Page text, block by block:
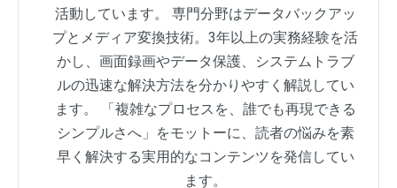
活動しています。 専門分野はデータバックアッ
プとメディア変換技術。3年以上の実務経験を活
かし、画面録画やデータ保護、システムトラブ
ルの迅速な解決方法を分かりやすく解説してい
ます。 「複雑なプロセスを、誰でも再現できる
シンプルさへ」をモットーに、読者の悩みを素
早く解決する実用的なコンテンツを発信してい
ます。